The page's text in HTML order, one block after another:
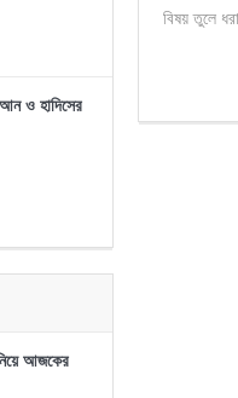
বিষয় তুলে
ও হাদিসের
আজকের